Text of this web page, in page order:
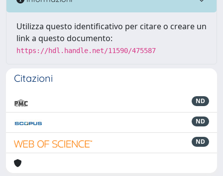
Utilizza questo identificativo per citare o creare un
link a questo documento:
https://hdl.handle.net/11590/475587
Citazioni
ND
ND
ND